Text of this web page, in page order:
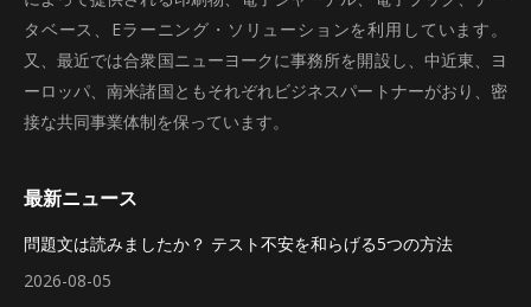
タベース、Eラーニング・ソリューションを利用しています。
又、最近では合衆国ニューヨークに事務所を開設し、中近東、ヨ
ーロッパ、南米諸国ともそれぞれビジネスパートナーがおり、密
接な共同事業体制を保っています。
最新ニュース
問題文は読みましたか？ テスト不安を和らげる5つの方法
2026-08-05